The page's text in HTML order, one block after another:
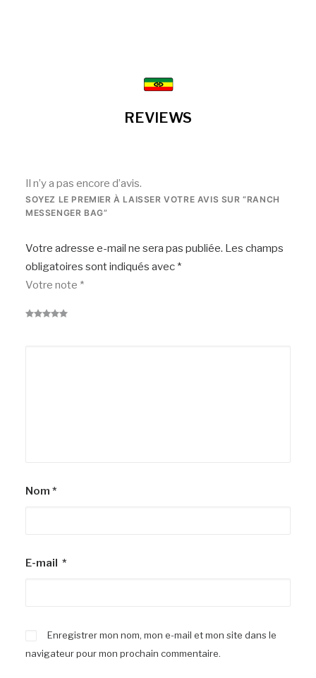
REVIEWS
Il n’y a pas encore d’avis.
SOYEZ LE PREMIER À LAISSER VOTRE AVIS SUR “RANCH
MESSENGER BAG”
Votre adresse e-mail ne sera pas publiée. Les champs
obligatoires sont indiqués avec *
Votre note *
Nom *
E-mail *
Enregistrer mon nom, mon e-mail et mon site dans le
navigateur pour mon prochain commentaire.